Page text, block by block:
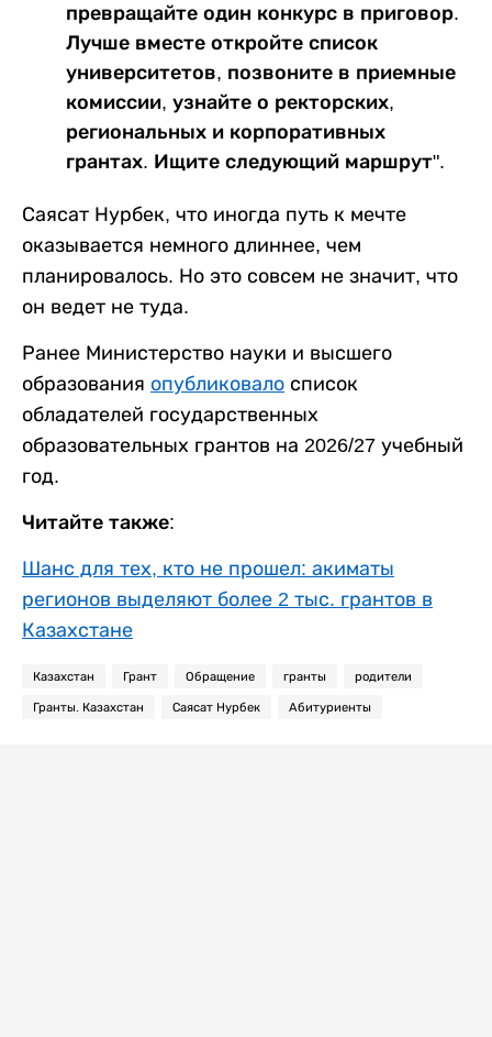
превращайте один конкурс в приговор.
Лучше вместе откройте список
университетов, позвоните в приемные
комиссии, узнайте о ректорских,
региональных и корпоративных
грантах. Ищите следующий маршрут".
Саясат Нурбек, что иногда путь к мечте
оказывается немного длиннее, чем
планировалось. Но это совсем не значит, что
он ведет не туда.
Ранее Министерство науки и высшего
образования опубликовало список
обладателей государственных
образовательных грантов на 2026/27 учебный
год.
Читайте также:
Шанс для тех, кто не прошел: акиматы
регионов выделяют более 2 тыс. грантов в
Казахстане
Казахстан Грант Обращение гранты родители
Гранты. Казахстан Саясат Нурбек Абитуриенты